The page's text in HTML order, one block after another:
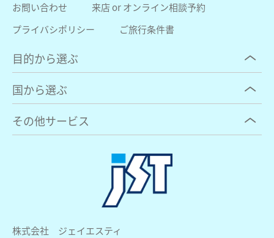
株式会社 ジェイエスティ
お問い合わせ
来店 or オンライン相談予約
プライバシポリシー
ご旅行条件書
目的から選ぶ
国から選ぶ
その他サービス